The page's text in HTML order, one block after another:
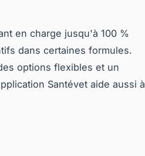
en charge jusqu'à 100 %
dans certaines formules.
options flexibles et un
Santévet aide aussi à